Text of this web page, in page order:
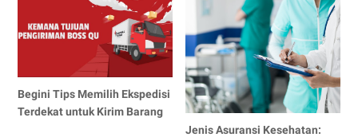
Begini Tips Memilih Ekspedisi
Terdekat untuk Kirim Barang
Jenis Asuransi Kesehatan: